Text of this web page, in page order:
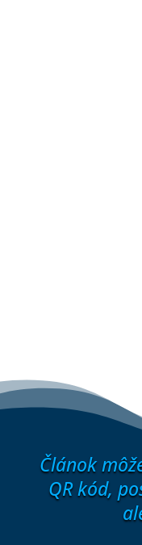
Článok
QR kód,